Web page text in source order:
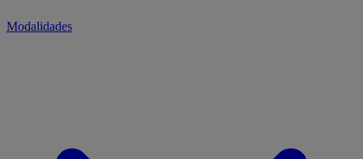
Modalidades